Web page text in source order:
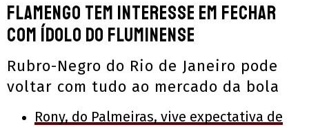
Flamengo tem interesse em fechar
com ídolo do Fluminense
Rubro-Negro do Rio de Janeiro pode
voltar com tudo ao mercado da bola
Rony, do Palmeiras, vive expectativa de